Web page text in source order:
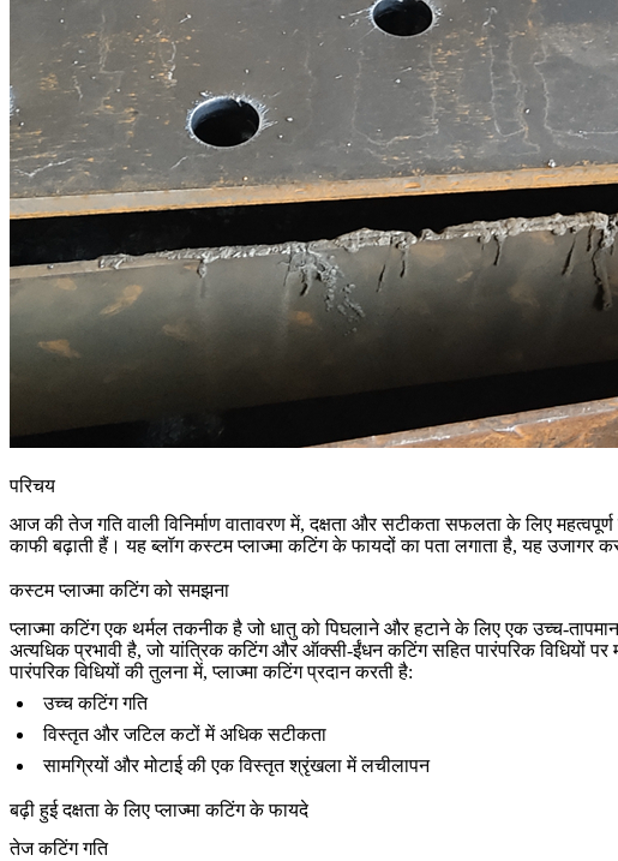
परिचय
आज की तेज गति वाली विनिर्माण वातावरण में, दक्षता और सटीकता सफलता के लिए
काफी बढ़ाती हैं। यह ब्लॉग कस्टम प्लाज्मा कटिंग के फायदों का पता लगाता है, यह उजागर
कस्टम प्लाज्मा कटिंग को समझना
प्लाज्मा कटिंगएक थर्मल तकनीक है जो धातु को पिघलाने और हटाने के लिए एक उच्च-
अत्यधिक प्रभावी है, जो यांत्रिक कटिंग और ऑक्सी-ईंधन कटिंग सहित पारंपरिक विधियों पर
पारंपरिक विधियों की तुलना में, प्लाज्मा कटिंग प्रदान करती है:
उच्च कटिंग गति
विस्तृत और जटिल कटों में अधिक सटीकता
सामग्रियों और मोटाई की एक विस्तृत श्रृंखला में लचीलापन
बढ़ी हुई दक्षता के लिए प्लाज्मा कटिंग के फायदे
तेज कटिंग गति